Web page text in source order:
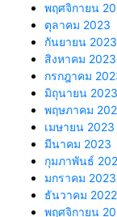
พฤศจิกายน
ตุลาคม 2023
กันยายน 2023
สิงหาคม 2023
กรกฎาคม
มิถุนายน 2023
พฤษภาคม
เมษายน 2023
มีนาคม 2023
กุมภาพันธ์
มกราคม 2023
ธันวาคม 2022
พฤศจิกายน